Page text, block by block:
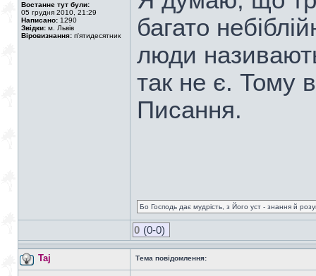
Востаннє тут були:
05 грудня 2010, 21:29
Написано: 1290
Звідки: м. Львів
Віровизнання: п'ятидесятник
багато
люди
так не є. Тому
Писання.
Бо Господь дає мудрість, з Його уст - знання й
0 (0-0)
Taj Тема повідомлення: